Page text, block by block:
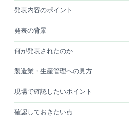
発表内容のポイント
発表の背景
何が発表されたのか
製造業・生産管理への見方
現場で確認したいポイント
確認しておきたい点